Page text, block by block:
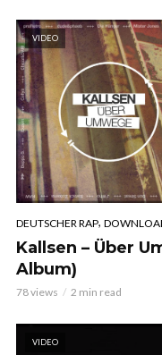
VIDEO
DEUTSCHER RAP,
Kallsen – Über
Album)
78 views 2 min read
VIDEO